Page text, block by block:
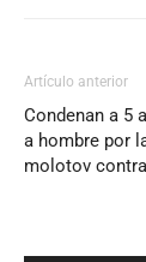
Artículo anterior
Condenan a 5
a hombre por
molotov